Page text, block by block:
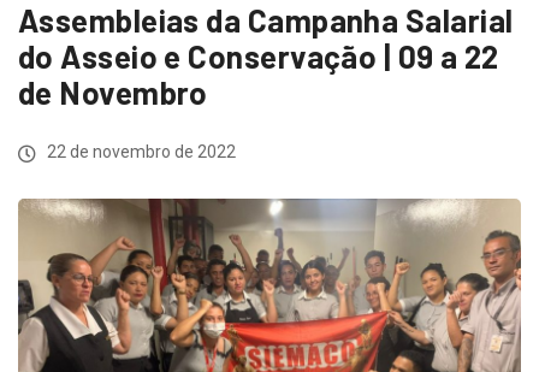
Assembleias da Campanha Salarial
do Asseio e Conservação | 09 a 22
de Novembro
22 de novembro de 2022